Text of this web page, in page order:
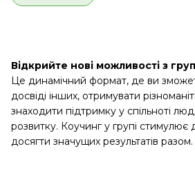
Відкрийте нові можливості з
Це динамічний формат, де ви
досвіді інших, отримувати
знаходити підтримку у спільноті
розвитку. Коучинг у групі стимулює
досягти значущих результатів разом.